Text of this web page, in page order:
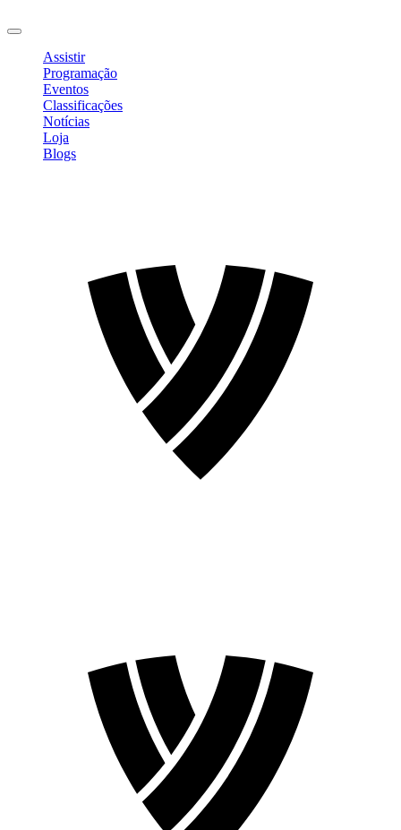
Assistir
Programação
Eventos
Classificações
Notícias
Loja
Blogs